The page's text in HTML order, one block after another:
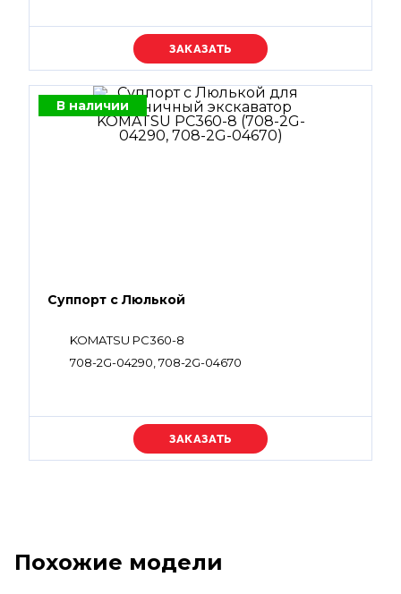
62434, 702-16-58320, 720-1L-15430, 720-1L-15440,
07001-01008, 07001-01009, 708-2G-15230, 708-
2G-15310, 708-2G-12230Уточняйте цену
В наличии
Суппорт с Люлькой
KOMATSU PC360-8
708-2G-04290, 708-2G-04670
Уточняйте цену
Похожие модели